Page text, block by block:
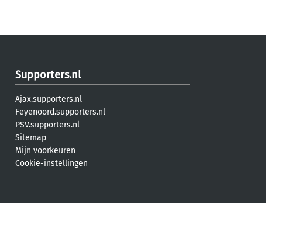
Supporters.nl
Ajax.supporters.nl
Feyenoord.supporters.nl
PSV.supporters.nl
Sitemap
Mijn voorkeuren
Cookie-instellingen